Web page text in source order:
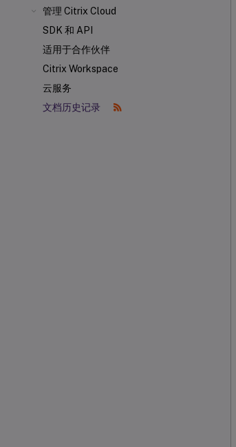
管理 Citrix Cloud
SDK 和 API
适用于合作伙伴
Citrix Workspace
云服务
文档历史记录